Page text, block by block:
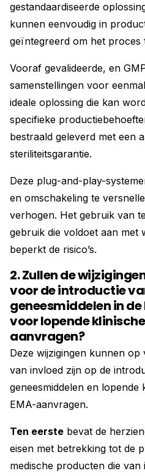
gestandaardiseerde
kunnen eenvoudig in
geïntegreerd om het proces
Vooraf gevalideerde, en
samenstellingen voor
ideale oplossing die kan
specifieke
bestraald geleverd met een
steriliteitsgarantie.
Deze plug-and-play-
en omschakeling te
verhogen. Het gebruik van
gebruik die voldoet aan met
beperkt de risico’s.
2. Zullen de
voor de introductie
geneesmiddelen in de
voor lopende
aanvragen?
Deze wijzigingen kunnen
van invloed zijn op de
geneesmiddelen en
EMA-aanvragen.
Ten eerste bevat de
eisen met betrekking tot de
medische producten die